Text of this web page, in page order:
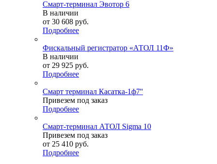
Смарт-терминал Эвотор 6
В наличии
от 30 608 руб.
Подробнее
Фискальный регистратор «АТОЛ 11Ф»
В наличии
от 29 925 руб.
Подробнее
Смарт терминал Касатка-1ф7''
Привезем под заказ
Подробнее
Смарт-терминал АТОЛ Sigma 10
Привезем под заказ
от 25 410 руб.
Подробнее